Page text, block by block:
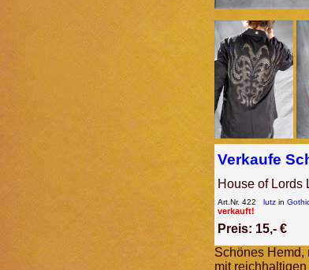
Verkaufe
House of Lords
Art.Nr. 422 lutz in
verkauft!
Preis: 15,- €
Schönes Hemd,
mit